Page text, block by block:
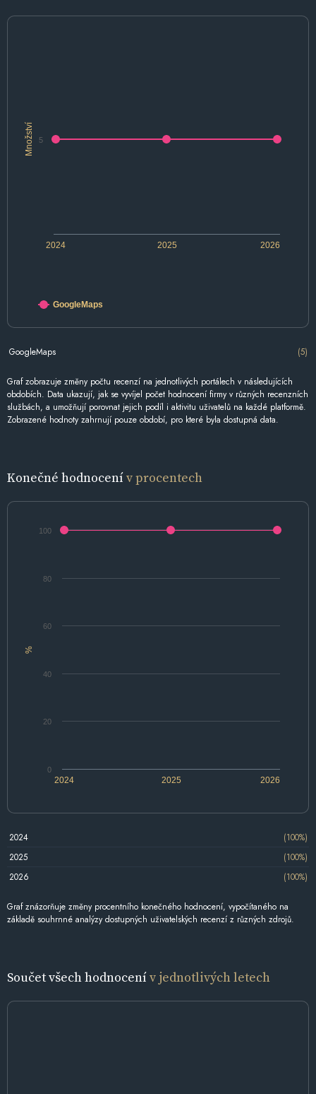
Množství
2024 2025 2026
5
GoogleMaps
GoogleMaps (5)
Graf zobrazuje změny počtu recenzí na jednotlivých portálech v následujících
obdobích. Data ukazují, jak se vyvíjel počet hodnocení firmy v různých recenzních
službách, a umožňují porovnat jejich podíl i aktivitu uživatelů na každé platformě.
Zobrazené hodnoty zahrnují pouze období, pro které byla dostupná data.
Konečné hodnocenív procentech
%
2024 2025 2026
0
20
40
60
80
100
2024
(100%)
2025
(100%)
2026
(100%)
Graf znázorňuje změny procentního konečného hodnocení, vypočítaného na
základě souhrnné analýzy dostupných uživatelských recenzí z různých zdrojů.
Součet všech hodnocenív jednotlivých letech